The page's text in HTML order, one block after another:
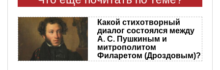
Какой стихотворный
диалог состоялся между
А. С. Пушкиным и
митрополитом
Филаретом (Дроздовым)?